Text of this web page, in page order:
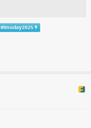
#linuday2025